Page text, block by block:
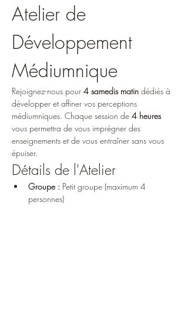
Atelier de
Développement
Médiumnique
Rejoignez-nous pour 4 samedis matin dédiés à
développer et affiner vos perceptions
médiumniques. Chaque session de 4 heures
vous permettra de vous imprégner des
enseignements et de vous entraîner sans vous
épuiser.
Détails de l'Atelier
Groupe : Petit groupe (maximum 4
personnes)